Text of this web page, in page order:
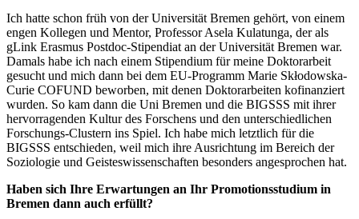
Ich hatte schon früh von der Universität Bremen gehört, von einem
engen Kollegen und Mentor, Professor Asela Kulatunga, der als
gLink Erasmus Postdoc-Stipendiat an der Universität Bremen war.
Damals habe ich nach einem Stipendium für meine Doktorarbeit
gesucht und mich dann bei dem EU-Programm Marie Skłodowska-
Curie COFUND beworben, mit denen Doktorarbeiten kofinanziert
wurden. So kam dann die Uni Bremen und die BIGSSS mit ihrer
hervorragenden Kultur des Forschens und den unterschiedlichen
Forschungs-Clustern ins Spiel. Ich habe mich letztlich für die
BIGSSS entschieden, weil mich ihre Ausrichtung im Bereich der
Soziologie und Geisteswissenschaften besonders angesprochen hat.
Haben sich Ihre Erwartungen an Ihr Promotionsstudium in
Bremen dann auch erfüllt?